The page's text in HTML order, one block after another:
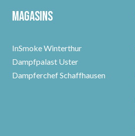
Magasins
InSmoke Winterthur
Dampfpalast Uster
Dampferchef Schaffhausen